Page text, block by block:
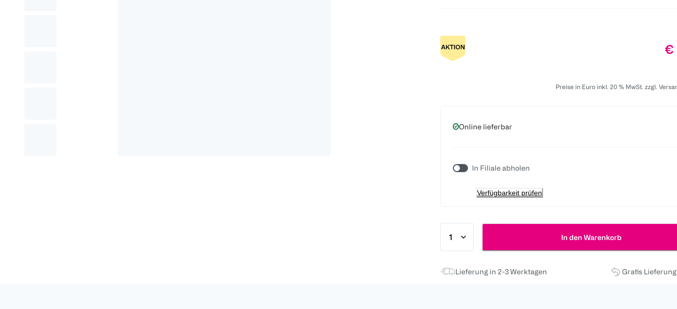
€
Preise in Euro inkl. 20 % MwSt. zzgl.
Online lieferbar
In Filiale abholen
Verfügbarkeit prüfen
In den Warenkorb
Lieferung in 2-3 Werktagen Gratis